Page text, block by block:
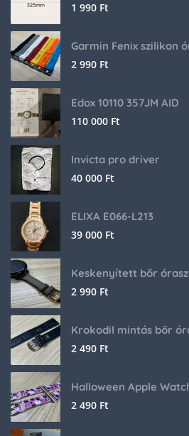
1 990 Ft
Garmin Fenix szilikon
2 990 Ft
Edox 10110 357JM AID
110 000 Ft
Invicta pro driver
40 000 Ft
ELIXA E066-L213
39 000 Ft
2 990 Ft
2 490 Ft
2 490 Ft